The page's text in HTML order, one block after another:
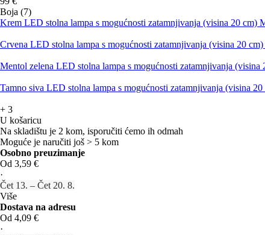
Boja (7)
Krem LED stolna lampa s mogućnosti zatamnjivanja (visina 20 cm)
Crvena LED stolna lampa s mogućnosti zatamnjivanja (visina 20
Mentol zelena LED stolna lampa s mogućnosti zatamnjivanja (visina
Tamno siva LED stolna lampa s mogućnosti zatamnjivanja (visina
+ 3
U košaricu
Na skladištu je 2 kom, isporučiti ćemo ih odmah
Moguće je naručiti još > 5 kom
Osobno preuzimanje
Od 3,59 €
·
Čet 13. – Čet 20. 8.
Više
Dostava na adresu
Od 4,09 €
·